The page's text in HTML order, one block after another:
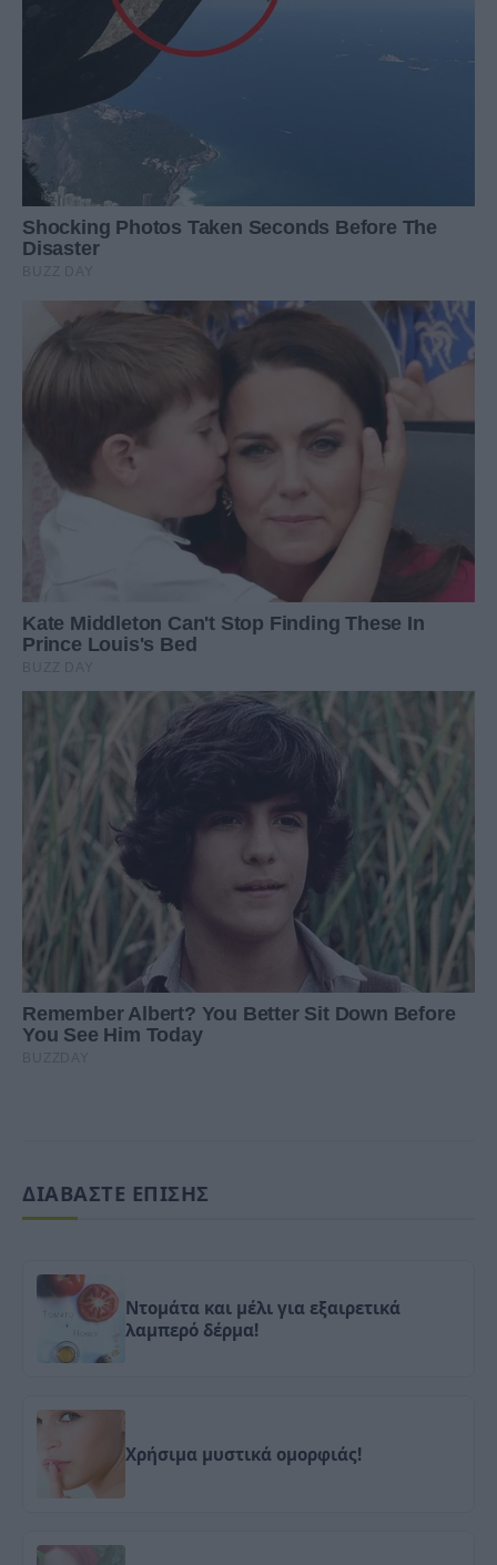
ΔΙΑΒΑΣΤΕ ΕΠΙΣΗΣ
Ντομάτα και μέλι για εξαιρετικά
λαμπερό δέρμα!
Xρήσιμα μυστικά ομορφιάς!